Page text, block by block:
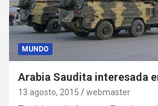
MUNDO
Arabia Saudita interesada
13 agosto, 2015 webmaster